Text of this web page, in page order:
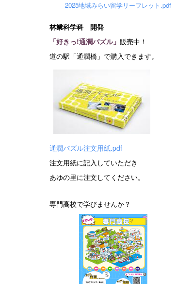
2025地域みらい留学リーフレット.pdf
林業科学科 開発
「好きっ!通潤パズル」 販売中！
道の駅「通潤橋」で購入できます。
通潤パズル注文用紙.pdf
注文用紙に記入していただき
あゆの里に注文してください。
専門高校で学びませんか？